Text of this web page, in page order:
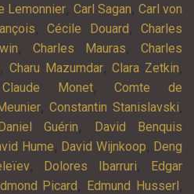
Lemonnier, Carl Sagan, Carl von
,Cécile Douard,Charles
, Charles Mauras, Charles
,Charu Mazumdar,Clara Zetkin,
Claude Monet,Comte de
,Constantin Stanislavski,
Guérin, David Benquis
Hume, David Wijnkoop, Deng
, Dolores Ibarruri, Edgar
Picard, Edmund Husserl,